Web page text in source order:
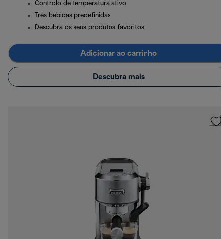
Controlo de temperatura ativo
Três bebidas predefinidas
Descubra os seus produtos favoritos
Adicionar ao carrinho
Descubra mais